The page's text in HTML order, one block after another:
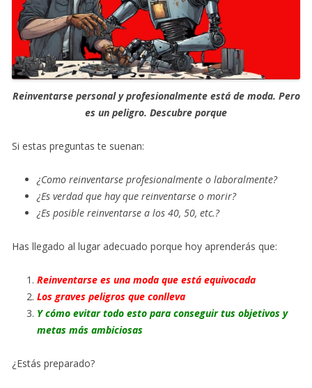
Reinventarse personal y profesionalmente está de moda. Pero
es un peligro. Descubre porque
Si estas preguntas te suenan:
¿Como reinventarse profesionalmente o laboralmente?
¿Es verdad que hay que reinventarse o morir?
¿Es posible reinventarse a los 40, 50, etc.?
Has llegado al lugar adecuado porque hoy aprenderás que:
Reinventarse es una moda que está equivocada
Los graves peligros que conlleva
Y cómo evitar todo esto para conseguir tus objetivos y
metas más ambiciosas
¿Estás preparado?